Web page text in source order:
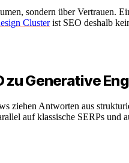
sondern über Vertrauen.
Clusterist SEO deshalb
zu Generative
ziehen Antworten aus
auf klassische SERPs